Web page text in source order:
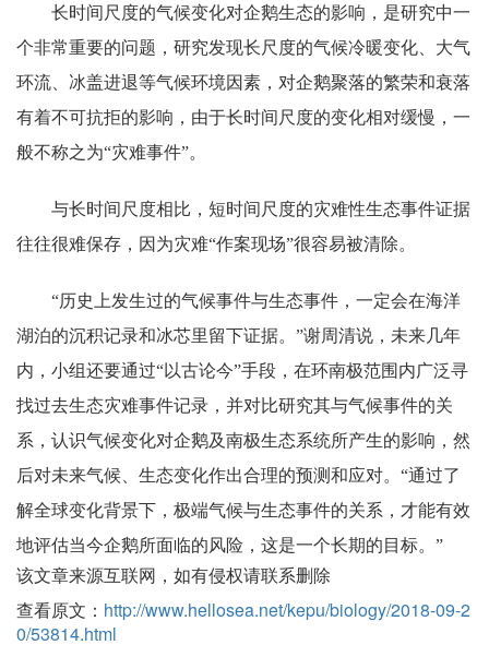
长时间尺度的气候变化对企鹅生态的影响，是研究中一
个非常重要的问题，研究发现长尺度的气候冷暖变化、大气
环流、冰盖进退等气候环境因素，对企鹅聚落的繁荣和衰落
有着不可抗拒的影响，由于长时间尺度的变化相对缓慢，一
般不称之为“灾难事件”。
与长时间尺度相比，短时间尺度的灾难性生态事件证据
往往很难保存，因为灾难“作案现场”很容易被清除。
“历史上发生过的气候事件与生态事件，一定会在海洋
湖泊的沉积记录和冰芯里留下证据。”谢周清说，未来几年
内，小组还要通过“以古论今”手段，在环南极范围内广泛寻
找过去生态灾难事件记录，并对比研究其与气候事件的关
系，认识气候变化对企鹅及南极生态系统所产生的影响，然
后对未来气候、生态变化作出合理的预测和应对。“通过了
解全球变化背景下，极端气候与生态事件的关系，才能有效
地评估当今企鹅所面临的风险，这是一个长期的目标。”
该文章来源互联网，如有侵权请联系删除
查看原文： http://www.hellosea.net/kepu/biology/2018-09-2
0/53814.html